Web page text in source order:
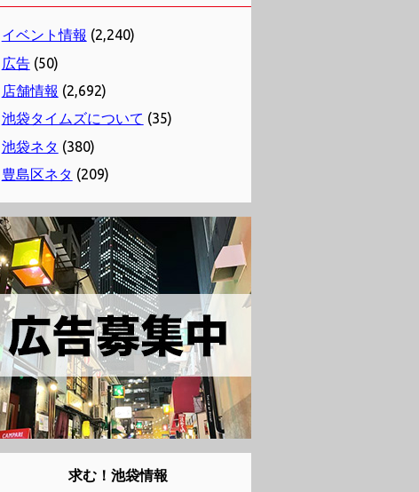
イベント情報 (2,240)
広告(50)
店舗情報 (2,692)
池袋タイムズについて (35)
池袋ネタ (380)
豊島区ネタ (209)
求む！池袋情報